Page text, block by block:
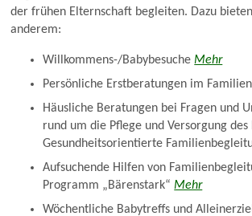
der frühen Elternschaft begleiten. Dazu
anderem:
Willkommens-/BabybesucheMehr
Persönliche Erstberatungen im
Häusliche Beratungen bei Fragen und
rund um die Pflege und Versorgung des
Gesundheitsorientierte
Aufsuchende Hilfen von
Programm „Bärenstark“Mehr
Wöchentliche Babytreffs und